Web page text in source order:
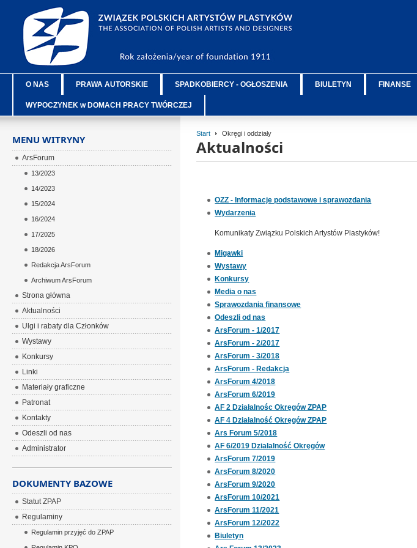
O NAS PRAWA AUTORSKIE SPADKOBIERCY - OGŁOSZENIA BIULETYN FINANSE
WYPOCZYNEK w DOMACH PRACY TWÓRCZEJ
Start Okręgi i oddziały
Aktualności
OZZ - Informacje podstawowe i sprawozdania
Wydarzenia
Komunikaty Związku Polskich Artystów Plastyków!
Migawki
Wystawy
Konkursy
Media o nas
Sprawozdania finansowe
Odeszli od nas
ArsForum - 1/2017
ArsForum - 2/2017
ArsForum - 3/2018
ArsForum - Redakcja
ArsForum 4/2018
ArsForum 6/2019
AF 2 Działalnośc Okręgów ZPAP
AF 4 Działalność Okręgów ZPAP
Ars Forum 5/2018
AF 6/2019 Działalność Okręgów
ArsForum 7/2019
ArsForum 8/2020
ArsForum 9/2020
ArsForum 10/2021
ArsForum 11/2021
ArsForum 12/2022
Biuletyn
MENU WITRYNY
ArsForum
13/2023
14/2023
15/2024
16/2024
17/2025
18/2026
Redakcja ArsForum
Archiwum ArsForum
Strona główna
Aktualności
Ulgi i rabaty dla Członków
Wystawy
Konkursy
Linki
Materiały graficzne
Patronat
Kontakty
Odeszli od nas
Administrator
DOKUMENTY BAZOWE
Statut ZPAP
Regulaminy
Regulamin przyjęć do ZPAP